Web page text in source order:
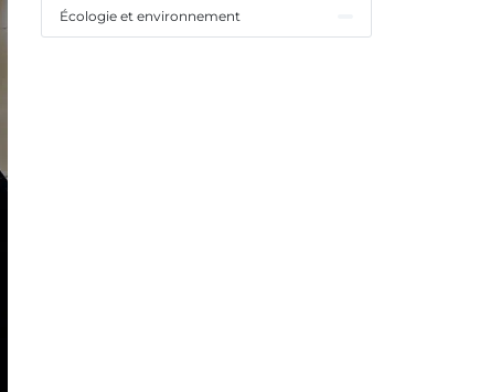
Écologie et environnement